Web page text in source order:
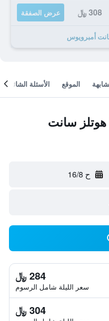
308 ﷼ عرض الصفقة
الموقع الأسئلة الشائعة
سانت
ح 16/8
284 ﷼
سعر الليلة شامل الرسوم
304 ﷼